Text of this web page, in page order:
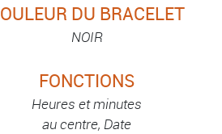
DU BRACELET
NOIR
FONCTIONS
Heures et minutes
au centre, Date